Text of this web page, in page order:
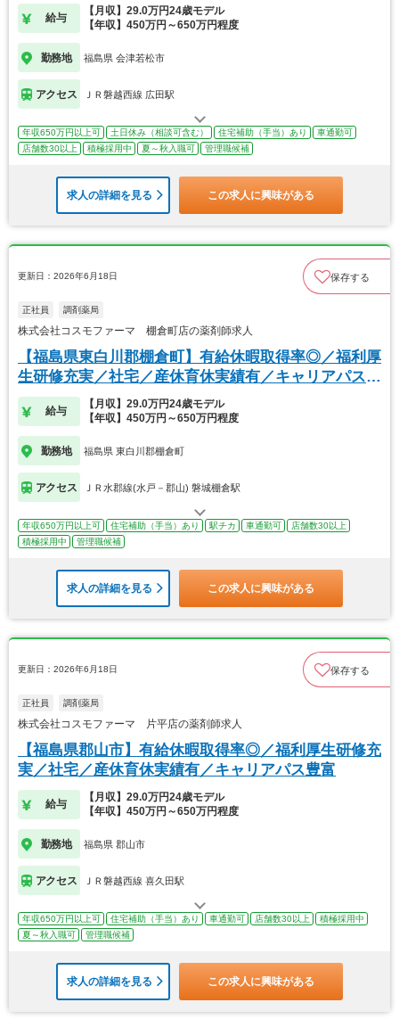
給与
【月収】29.0万円24歳モデル
【年収】450万円～650万円程度
勤務地 福島県 会津若松市
アクセス ＪＲ磐越西線 広田駅
年収650万円以上可 土日休み（相談可含む） 住宅補助（手当）あり
車通勤可
店舗数30以上
積極採用中 夏～秋入職可 管理職候補
求人の詳細を見る この求人に興味がある
更新日：2026年6月18日 保存する
正社員 調剤薬局
株式会社コスモファーマ 棚倉町店の薬剤師求人
【福島県東白川郡棚倉町】有給休暇取得率◎／福利厚
生研修充実／社宅／産休育休実績有／キャリアパス豊
富
給与
【月収】29.0万円24歳モデル
【年収】450万円～650万円程度
勤務地 福島県 東白川郡棚倉町
アクセス ＪＲ水郡線(水戸－郡山) 磐城棚倉駅
年収650万円以上可 住宅補助（手当）あり 駅チカ 車通勤可
店舗数30以上
積極採用中
管理職候補
求人の詳細を見る この求人に興味がある
更新日：2026年6月18日 保存する
正社員 調剤薬局
株式会社コスモファーマ 片平店の薬剤師求人
【福島県郡山市】有給休暇取得率◎／福利厚生研修充
実／社宅／産休育休実績有／キャリアパス豊富
給与
【月収】29.0万円24歳モデル
【年収】450万円～650万円程度
勤務地 福島県 郡山市
アクセス ＪＲ磐越西線 喜久田駅
年収650万円以上可 住宅補助（手当）あり 車通勤可 店舗数30以上
積極採用中
夏～秋入職可
管理職候補
求人の詳細を見る この求人に興味がある